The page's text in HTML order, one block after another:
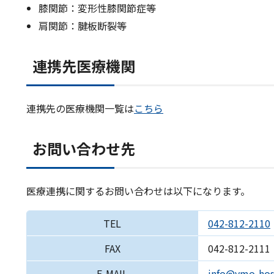
膝関節：変形性膝関節症等
肩関節：腱板断裂等
連携先医療機関
連携先の医療機関一覧はこちら
お問い合わせ先
医療連携に関するお問い合わせは以下になります。
TEL
042-812-2110
FAX
042-812-2111